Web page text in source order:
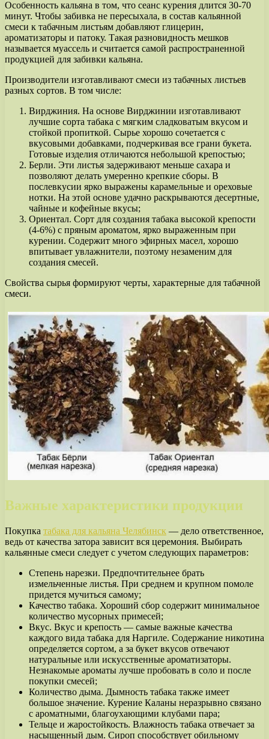
Особенность кальяна в том, что сеанс курения длится 30-70
минут. Чтобы забивка не пересыхала, в состав кальянной
смеси к табачным листьям добавляют глицерин,
ароматизаторы и патоку. Такая разновидность мешков
называется муассель и считается самой распространенной
продукцией для забивки кальяна.
Производители изготавливают смеси из табачных листьев
разных сортов. В том числе:
Вирджиния. На основе Вирджинии изготавливают
лучшие сорта табака с мягким сладковатым вкусом и
стойкой пропиткой. Сырье хорошо сочетается с
вкусовыми добавками, подчеркивая все грани букета.
Готовые изделия отличаются небольшой крепостью;
Берли. Эти листья задерживают меньше сахара и
позволяют делать умеренно крепкие сборы. В
послевкусии ярко выражены карамельные и ореховые
нотки. На этой основе удачно раскрываются десертные,
чайные и кофейные вкусы;
Ориентал. Сорт для создания табака высокой крепости
(4-6%) с пряным ароматом, ярко выраженным при
курении. Содержит много эфирных масел, хорошо
впитывает увлажнители, поэтому незаменим для
создания смесей.
Свойства сырья формируют черты, характерные для табачной
смеси.
Важные характеристики продукции
Покупка табака для кальяна Челябинск — дело ответственное,
ведь от качества затора зависит вся церемония. Выбирать
кальянные смеси следует с учетом следующих параметров:
Степень нарезки. Предпочтительнее брать
измельченные листья. При среднем и крупном помоле
придется мучиться самому;
Качество табака. Хороший сбор содержит минимальное
количество мусорных примесей;
Вкус. Вкус и крепость — самые важные качества
каждого вида табака для Наргиле. Содержание никотина
определяется сортом, а за букет вкусов отвечают
натуральные или искусственные ароматизаторы.
Незнакомые ароматы лучше пробовать в соло и после
покупки смесей;
Количество дыма. Дымность табака также имеет
большое значение. Курение Каланы неразрывно связано
с ароматными, благоухающими клубами пара;
Тельце и жаростойкость. Влажность табака отвечает за
насыщенный дым. Сироп способствует обильному